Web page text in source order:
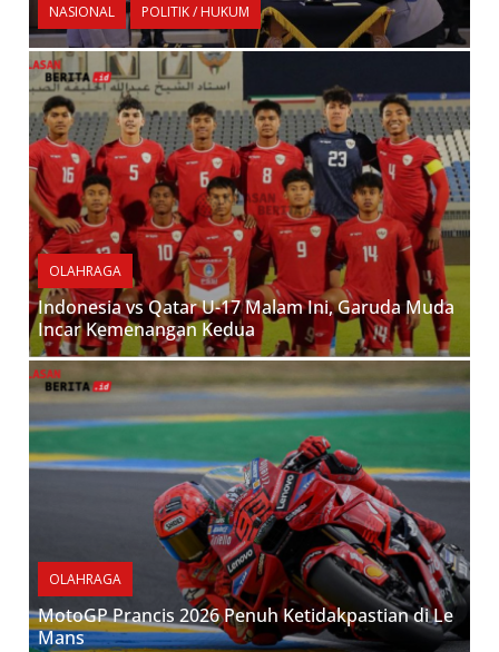
NASIONAL POLITIK / HUKUM
OLAHRAGA
Indonesia vs Qatar U-17 Malam Ini, Garuda Muda
Incar Kemenangan Kedua
OLAHRAGA
MotoGP Prancis 2026 Penuh Ketidakpastian di Le
Mans